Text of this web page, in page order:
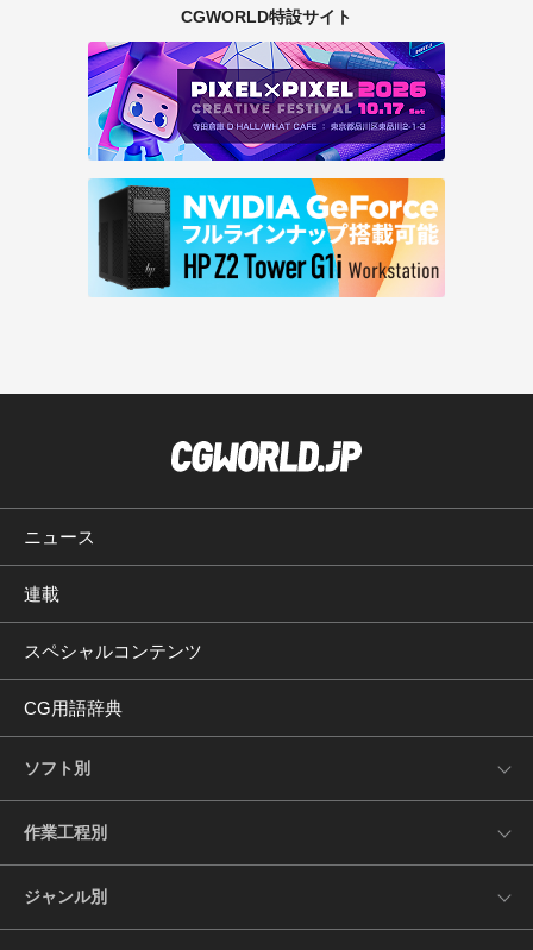
CGWORLD特設サイト
ニュース
連載
スペシャルコンテンツ
CG用語辞典
ソフト別
作業工程別
ジャンル別